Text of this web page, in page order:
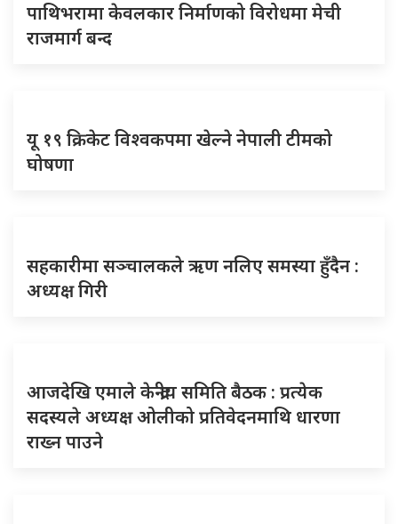
पाथिभरामा केवलकार निर्माणको विरोधमा मेची
राजमार्ग बन्द
यू १९ क्रिकेट विश्वकपमा खेल्ने नेपाली टीमको
घोषणा
सहकारीमा सञ्चालकले ऋण नलिए समस्या हुँदैन :
अध्यक्ष गिरी
आजदेखि एमाले केन्द्रीय समिति बैठक : प्रत्येक
सदस्यले अध्यक्ष ओलीको प्रतिवेदनमाथि धारणा
राख्न पाउने